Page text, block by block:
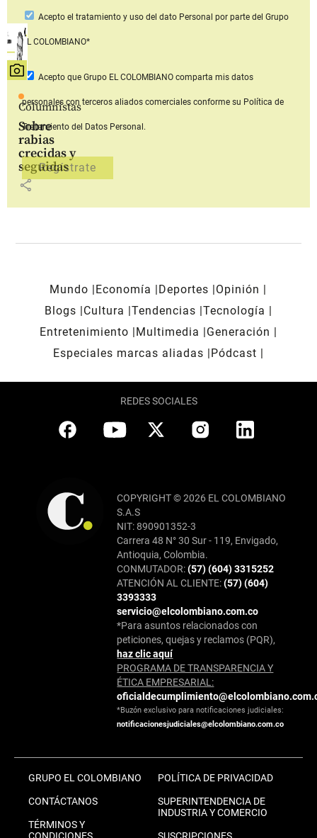
Columnistas
Sobre
rabias
crecidas y
seguidas
share
Acepto el tratamiento y uso del dato Personal por parte del Grupo
EL COLOMBIANO*
Acepto que Grupo EL COLOMBIANOcomparta mis datos
personales con terceros aliados comerciales conforme su Política de
Tratamiento del Datos Personal.
Mundo Economía Deportes
Opinión
Blogs
Cultura Tendencias Tecnología
Entretenimiento
Multimedia
Generación
Especiales marcas aliadas
Pódcast
REDES SOCIALES
COPYRIGHT © 2026 EL COLOMBIANO
S.A.S
NIT: 890901352-3
Carrera 48 N° 30 Sur - 119, Envigado,
Antioquia, Colombia.
CONMUTADOR:(57) (604) 3315252
ATENCIÓN AL CLIENTE:(57) (604)
3393333
servicio@elcolombiano.com.co
*Para asuntos relacionados con
peticiones, quejas y reclamos (PQR),
haz clic aquí
PROGRAMA DE TRANSPARENCIA Y
ÉTICA EMPRESARIAL:
*Buzón exclusivo para notificaciones judiciales:
notificacionesjudiciales@elcolombiano.com.co
GRUPO EL COLOMBIANO
CONTÁCTANOS
TÉRMINOS Y
CONDICIONES
POLÍTICA DE PRIVACIDAD
SUPERINTENDENCIA DE
INDUSTRIA Y COMERCIO
SUSCRIPCIONES